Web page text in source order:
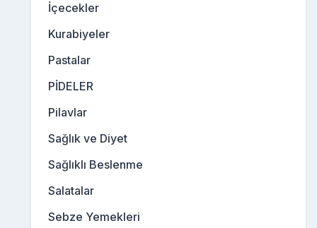
İçecekler
Kurabiyeler
Pastalar
PİDELER
Pilavlar
Sağlık ve Diyet
Sağlıklı Beslenme
Salatalar
Sebze Yemekleri